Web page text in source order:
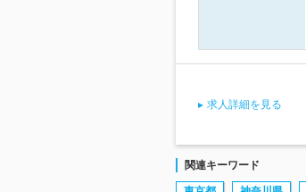
求人詳細を見る
関連キーワード